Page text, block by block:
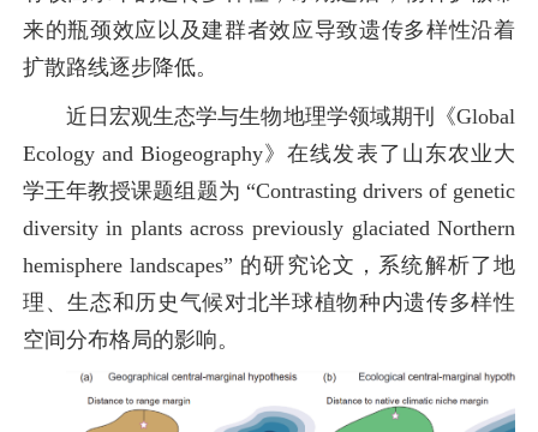
来的瓶颈效应以及建群者效应导致遗传多样性沿着
扩散路线逐步降低。
近日宏观生态学与生物地理学领域期刊《Global
Ecology and Biogeography》在线发表了山东农业大
学王年教授课题组题为 “Contrasting drivers of genetic
diversity in plants across previously glaciated Northern
hemisphere landscapes” 的研究论文，系统解析了地
理、生态和历史气候对北半球植物种内遗传多样性
空间分布格局的影响。